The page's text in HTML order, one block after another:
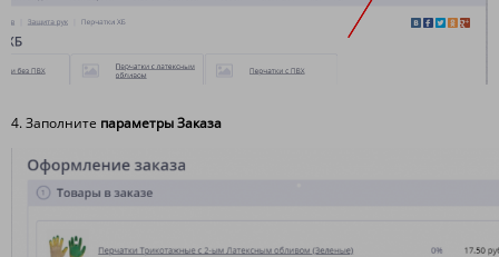
4. Заполните параметры Заказа